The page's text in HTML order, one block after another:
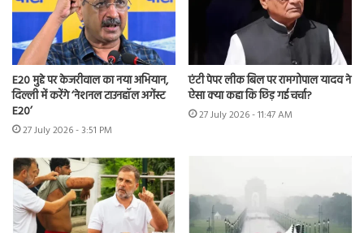
E20 मुद्दे पर केजरीवाल का नया अभियान,
दिल्ली में करेंगे ‘नेशनल टाउनहॉल अगेंस्ट
E20’
27 July 2026 - 3:51 PM
एंटी पेपर लीक बिल पर रामगोपाल यादव ने
ऐसा क्या कहा कि छिड़ गई चर्चा?
27 July 2026 - 11:47 AM